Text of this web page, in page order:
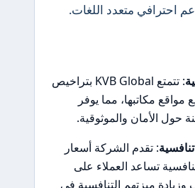
احترافي متعدد اللغات.
: تتمتع KVB Global بتراخيص
مواقع مكاتبها، مما يوفر
حول الأمان والموثوقية.
: تقدم الشركة أسعار
تساعد العملاء على
وزيادة ميزتهم التنافسية في